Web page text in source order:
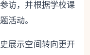
访，并根据学校课
活动。
展示空间转向更开